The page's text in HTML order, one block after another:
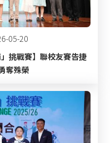
05-20
挑戰賽】聯校友賽告捷
奪殊榮